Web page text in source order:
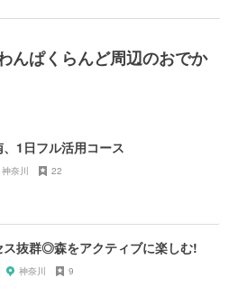
んぱくらんど周辺のおでか
1日フル活用コース
神奈川 22
ス抜群◎森をアクティブに楽しむ!
神奈川 9